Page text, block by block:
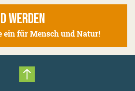
WERDEN
ein für Mensch und Natur!
Nach oben scrollen